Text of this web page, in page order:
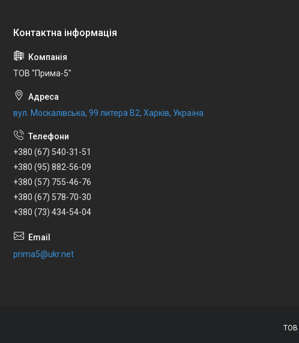
ТОВ "Прима-5"
вул. Москалівська, 99 литера В2, Харків, Україна
+380 (67) 540-31-51
+380 (95) 882-56-09
+380 (57) 755-46-76
+380 (67) 578-70-30
+380 (73) 434-54-04
prima5@ukr.net